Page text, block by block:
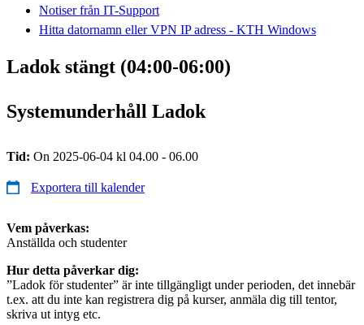
Notiser från IT-Support
Hitta datornamn eller VPN IP adress - KTH Windows
Ladok stängt (04:00-06:00)
Systemunderhåll Ladok
Tid: On 2025-06-04 kl 04.00 - 06.00
Exportera till kalender
Vem påverkas:
Anställda och studenter
Hur detta påverkar dig:
”Ladok för studenter” är inte tillgängligt under perioden, det innebär
t.ex. att du inte kan registrera dig på kurser, anmäla dig till tentor,
skriva ut intyg etc.